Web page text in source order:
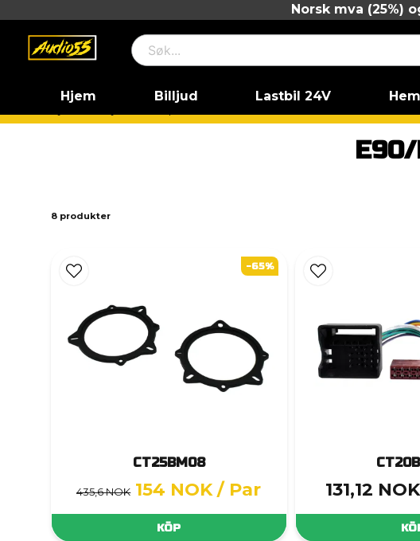
Norsk mva (25%)
Hjem Billjud Lastbil 24V
E90/
8 produkter
CT25BM08
435,6 NOK 154 NOK / Par
KÖP
-65%
131,12 NOK